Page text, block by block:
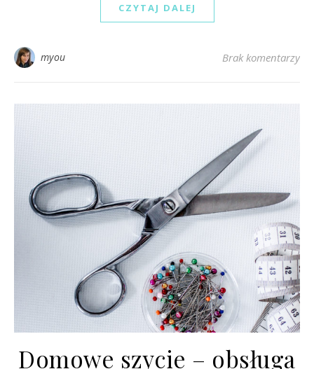
CZYTAJ DALEJ
myou Brak komentarzy
Domowe szycie – obsługa